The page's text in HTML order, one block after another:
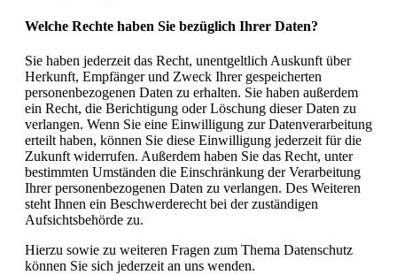
Welche Rechte haben Sie bezüglich Ihrer Daten?
Sie haben jederzeit das Recht, unentgeltlich Auskunft über
Herkunft, Empfänger und Zweck Ihrer gespeicherten
personenbezogenen Daten zu erhalten. Sie haben außerdem
ein Recht, die Berichtigung oder Löschung dieser Daten zu
verlangen. Wenn Sie eine Einwilligung zur Datenverarbeitung
erteilt haben, können Sie diese Einwilligung jederzeit für die
Zukunft widerrufen. Außerdem haben Sie das Recht, unter
bestimmten Umständen die Einschränkung der Verarbeitung
Ihrer personenbezogenen Daten zu verlangen. Des Weiteren
steht Ihnen ein Beschwerderecht bei der zuständigen
Aufsichtsbehörde zu.
Hierzu sowie zu weiteren Fragen zum Thema Datenschutz
können Sie sich jederzeit an uns wenden.